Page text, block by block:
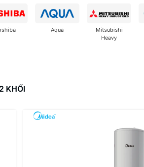
Aqua
Mitsubishi
Heavy
KHỐI